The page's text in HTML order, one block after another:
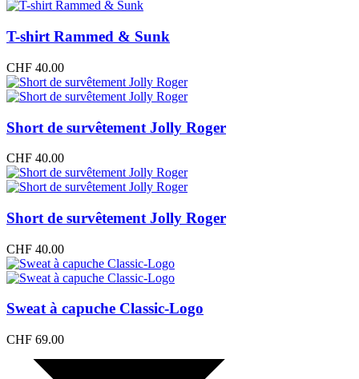
T-shirt Rammed & Sunk
CHF 40.00
Short de survêtement Jolly Roger
CHF 40.00
Short de survêtement Jolly Roger
CHF 40.00
Sweat à capuche Classic-Logo
CHF 69.00